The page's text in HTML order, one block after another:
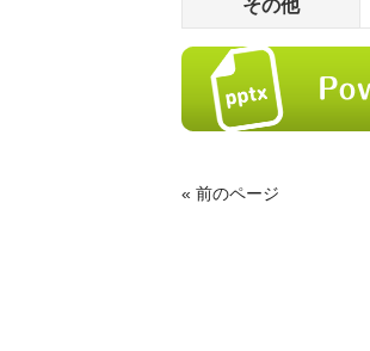
その他
« 前のページ